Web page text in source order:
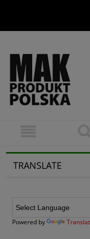
TRANSLATE
Powered by